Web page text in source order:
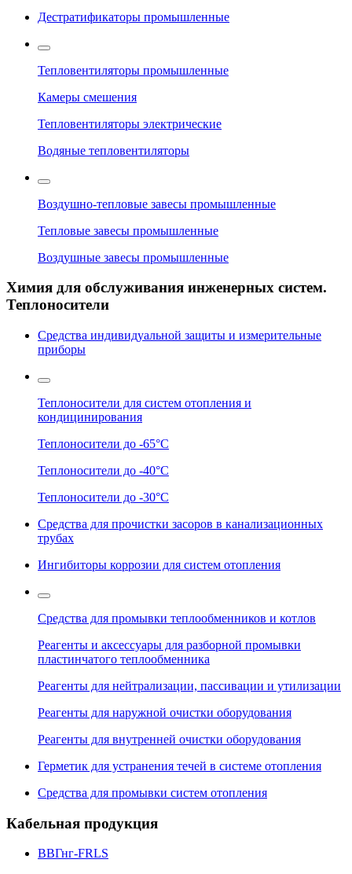
Дестратификаторы промышленные
Тепловентиляторы промышленные
Камеры смешения
Тепловентиляторы электрические
Водяные тепловентиляторы
Воздушно-тепловые завесы промышленные
Тепловые завесы промышленные
Воздушные завесы промышленные
Химия для обслуживания инженерных систем.
Теплоносители
Средства индивидуальной защиты и измерительные
приборы
Теплоносители для систем отопления и
кондицинирования
Теплоносители до -65°C
Теплоносители до -40°C
Теплоносители до -30°C
Средства для прочистки засоров в канализационных
трубах
Ингибиторы коррозии для систем отопления
Средства для промывки теплообменников и котлов
Реагенты и аксессуары для разборной промывки
пластинчатого теплообменника
Реагенты для нейтрализации, пассивации и утилизации
Реагенты для наружной очистки оборудования
Реагенты для внутренней очистки оборудования
Герметик для устранения течей в системе отопления
Средства для промывки систем отопления
Кабельная продукция
ВВГнг-FRLS